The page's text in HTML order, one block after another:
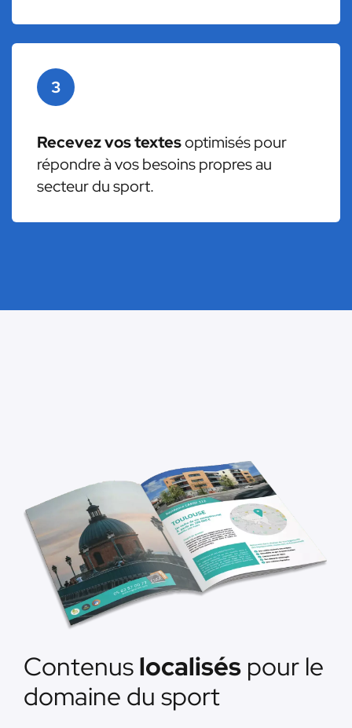
3
Recevez vos textesoptimisés pour
répondre à vos besoins propres au
secteur du sport.
Contenuslocalisés pour le
domaine du sport